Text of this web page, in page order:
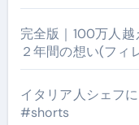
完全版｜100万人越
２年間の想い(フィ
イタリア人シェフ
#shorts